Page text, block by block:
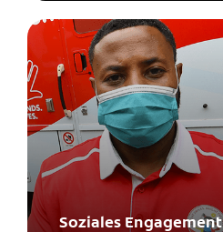
Soziales Engagement